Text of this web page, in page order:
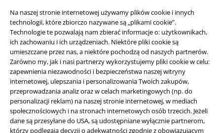
Na naszej stronie internetowej używamy plików cookie i innych
technologii, które zbiorczo nazywane są „plikami cookie”.
Technologie te pozwalają nam zbierać informacje o: użytkownikach,
ich zachowaniu i ich urządzeniach. Niektóre pliki cookie są
umieszczane przez nas, a niektóre pochodzą od naszych partnerów.
Zarówno my, jak i nasi partnerzy wykorzystujemy pliki cookie w celu:
zapewnienia niezawodności i bezpieczeństwa naszej witryny
internetowej, ulepszania i personalizowania Twoich zakupów,
przeprowadzania analiz oraz w celach marketingowych (np. do
personalizacji reklam) na naszej stronie internetowej, w mediach
społecznościowych i na stronach internetowych osób trzecich. Jeżeli
dane są przesyłane do USA, są udostępniane wyłącznie partnerom,
którzy podlegają decyzji o adekwatności zgodnie z obowiązującym
Informacje prawne
Regulamin
Dane firmy
Polityka prywatności